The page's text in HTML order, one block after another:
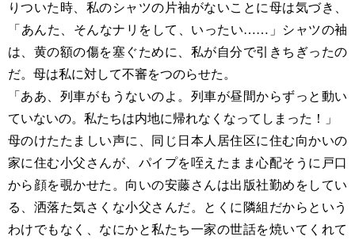
りついた時、私のシャツの片袖がないことに母は気づき、
「あんた、そんなナリをして、いったい……」シャツの袖
は、黄の額の傷を塞ぐために、私が自分で引きちぎったの
だ。母は私に対して不審をつのらせた。
「ああ、列車がもうないのよ。列車が昼間からずっと動い
ていないの。私たちは内地に帰れなくなってしまった！」
母のけたたましい声に、同じ日本人居住区に住む向かいの
家に住む小父さんが、パイプを咥えたまま心配そうに戸口
から顔を覗かせた。向いの安藤さんは出版社勤めをしてい
る、洒落た気さくな小父さんだ。とくに隣組だからという
わけでもなく、なにかと私たち一家の世話を焼いてくれて